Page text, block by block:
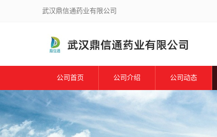
武汉鼎信通药业有限公司
公司首页 公司介绍 公司动态